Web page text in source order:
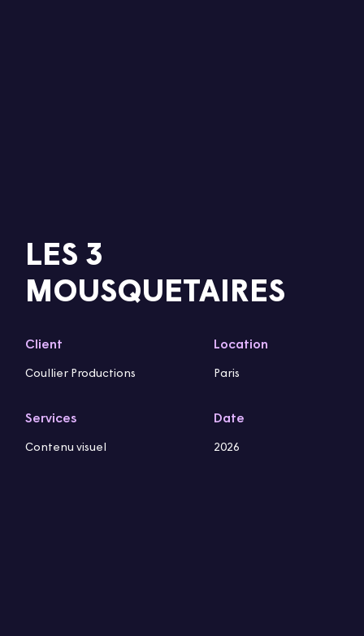
LES 3
MOUSQUETAIRES
Client
Coullier Productions
Location
Paris
Date
2026
Services
Contenu visuel